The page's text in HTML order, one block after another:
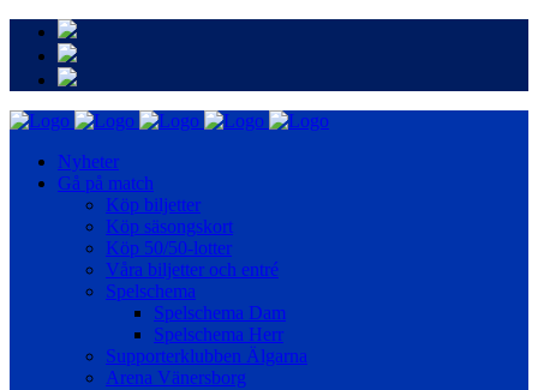
Nyheter
Gå på match
Köp biljetter
Köp säsongskort
Köp 50/50-lotter
Våra biljetter och entré
Spelschema
Spelschema Dam
Spelschema Herr
Supporterklubben Älgarna
Arena Vänersborg